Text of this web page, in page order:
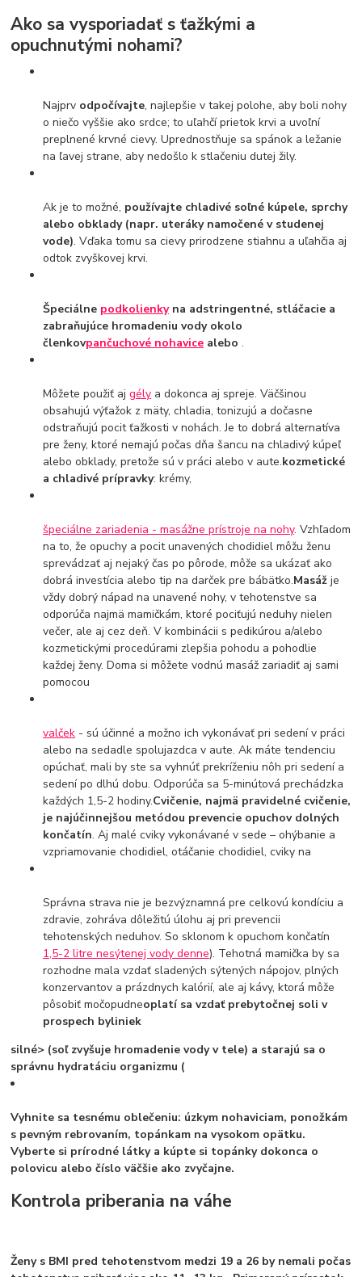
Ako sa vysporiadať s ťažkými a
opuchnutými nohami?
Najprv odpočívajte, najlepšie v takej polohe, aby boli nohy
o niečo vyššie ako srdce; to uľahčí prietok krvi a uvoľní
preplnené krvné cievy. Uprednostňuje sa spánok a ležanie
na ľavej strane, aby nedošlo k stlačeniu dutej žily.
Ak je to možné, používajte chladivé soľné kúpele, sprchy
alebo obklady (napr. uteráky namočené v studenej
vode). Vďaka tomu sa cievy prirodzene stiahnu a uľahčia aj
odtok zvyškovej krvi.
Špeciálne podkolienkyna adstringentné, stláčacie a
zabraňujúce hromadeniu vody okolo
členkovpančuchové nohavice alebo.
Môžete použiť ajgély a dokonca aj spreje. Väčšinou
obsahujú výťažok z mäty, chladia, tonizujú a dočasne
odstraňujú pocit ťažkosti v nohách. Je to dobrá alternatíva
pre ženy, ktoré nemajú počas dňa šancu na chladivý kúpeľ
alebo obklady, pretože sú v práci alebo v aute.kozmetické
a chladivé prípravky: krémy,
špeciálne zariadenia - masážne prístroje na nohy. Vzhľadom
na to, že opuchy a pocit unavených chodidiel môžu ženu
sprevádzať aj nejaký čas po pôrode, môže sa ukázať ako
dobrá investícia alebo tip na darček pre bábätko.Masáž je
vždy dobrý nápad na unavené nohy, v tehotenstve sa
odporúča najmä mamičkám, ktoré pociťujú neduhy nielen
večer, ale aj cez deň. V kombinácii s pedikúrou a/alebo
kozmetickými procedúrami zlepšia pohodu a pohodlie
každej ženy. Doma si môžete vodnú masáž zariadiť aj sami
pomocou
valček - sú účinné a možno ich vykonávať pri sedení v práci
alebo na sedadle spolujazdca v aute. Ak máte tendenciu
opúchať, mali by ste sa vyhnúť prekríženiu nôh pri sedení a
sedení po dlhú dobu. Odporúča sa 5-minútová prechádzka
každých 1,5-2 hodiny.Cvičenie, najmä pravidelné cvičenie,
je najúčinnejšou metódou prevencie opuchov dolných
končatín. Aj malé cviky vykonávané v sede – ohýbanie a
vzpriamovanie chodidiel, otáčanie chodidiel, cviky na
Správna strava nie je bezvýznamná pre celkovú kondíciu a
zdravie, zohráva dôležitú úlohu aj pri prevencii
tehotenských neduhov. So sklonom k opuchom končatín
1,5-2 litre nesýtenej vody denne). Tehotná mamička by sa
rozhodne mala vzdať sladených sýtených nápojov, plných
konzervantov a prázdnych kalórií, ale aj kávy, ktorá môže
pôsobiť močopudneoplatí sa vzdať prebytočnej soli v
prospech byliniek
silné> (soľ zvyšuje hromadenie vody v tele) a starajú sa o
správnu hydratáciu organizmu (
Vyhnite sa tesnému oblečeniu: úzkym nohaviciam, ponožkám
s pevným rebrovaním, topánkam na vysokom opätku.
Vyberte si prírodné látky a kúpte si topánky dokonca o
polovicu alebo číslo väčšie ako zvyčajne.
Kontrola priberania na váhe
Ženy s BMI pred tehotenstvom medzi 19 a 26 by nemali počas